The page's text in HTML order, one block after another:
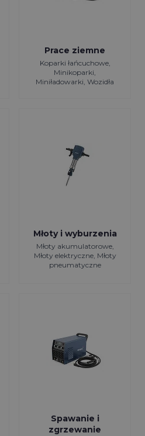
Prace ziemne
Koparki łańcuchowe,
Minikoparki,
Miniładowarki, Wozidła
Młoty i wyburzenia
Młoty akumulatorowe,
Młoty elektryczne, Młoty
pneumatyczne
Spawanie i
zgrzewanie